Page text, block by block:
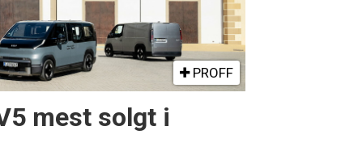
PROFF
mest solgt i